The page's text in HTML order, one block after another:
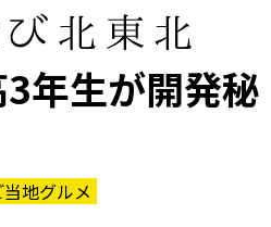
年生が開発秘
当地グルメ